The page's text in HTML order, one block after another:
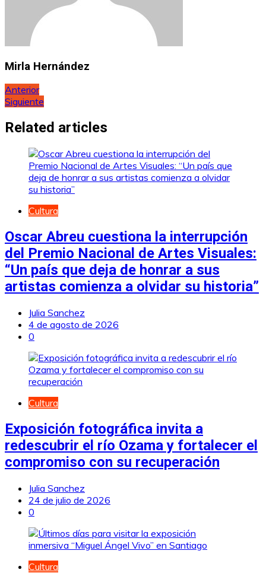
Mirla Hernández
Navegación
de
entradas
Anterior
Siguiente
Related articles
Cultura
Oscar Abreu cuestiona la interrupción
del Premio Nacional de Artes Visuales:
“Un país que deja de honrar a sus
artistas comienza a olvidar su historia”
Julia Sanchez
4 de agosto de 2026
0
Cultura
Exposición fotográfica invita a
redescubrir el río Ozama y fortalecer el
compromiso con su recuperación
Julia Sanchez
24 de julio de 2026
0
Cultura